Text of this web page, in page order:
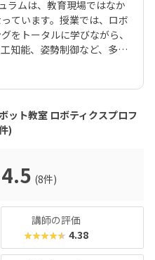
ラムは、教育現場ではなか
ています。授業では、ロボ
をトータルに学びながら、
知能、姿勢制御など、多岐
基礎から応用まで段階的に
学校高学年～中学生の
気持ちを確実に伸ばしてく
くが、自ら深い興味を持っ
間と技術やアイデアを競う
ション向上につながる貴重
備えたい」そんなお子さま
ースです。ロボットを“遊
。
ット教室 ロボティクスプロフ
)
4.5 (8件)
講師の評価
★★★★★ 4.38